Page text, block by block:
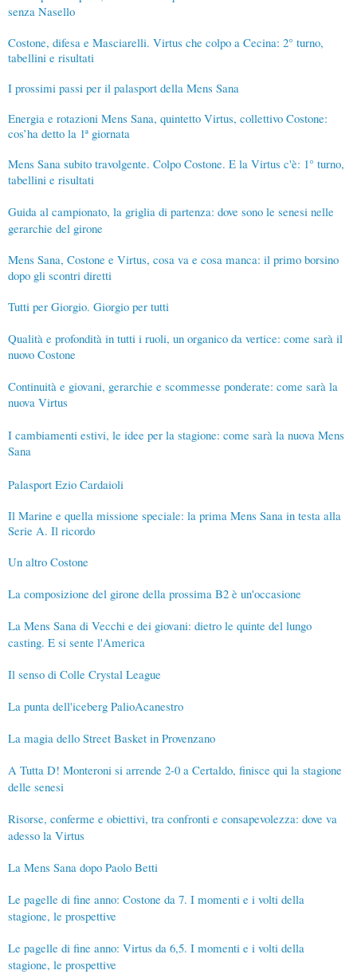
senza Nasello
Costone, difesa e Masciarelli. Virtus che colpo a Cecina: 2° turno,
tabellini e risultati
I prossimi passi per il palasport della Mens Sana
Energia e rotazioni Mens Sana, quintetto Virtus, collettivo Costone:
cos’ha detto la 1ª giornata
Mens Sana subito travolgente. Colpo Costone. E la Virtus c'è: 1° turno,
tabellini e risultati
Guida al campionato, la griglia di partenza: dove sono le senesi nelle
gerarchie del girone
Mens Sana, Costone e Virtus, cosa va e cosa manca: il primo borsino
dopo gli scontri diretti
Tutti per Giorgio. Giorgio per tutti
Qualità e profondità in tutti i ruoli, un organico da vertice: come sarà il
nuovo Costone
Continuità e giovani, gerarchie e scommesse ponderate: come sarà la
nuova Virtus
I cambiamenti estivi, le idee per la stagione: come sarà la nuova Mens
Sana
Palasport Ezio Cardaioli
Il Marine e quella missione speciale: la prima Mens Sana in testa alla
Serie A. Il ricordo
Un altro Costone
La composizione del girone della prossima B2 è un'occasione
La Mens Sana di Vecchi e dei giovani: dietro le quinte del lungo
casting. E si sente l'America
Il senso di Colle Crystal League
La punta dell'iceberg PalioAcanestro
La magia dello Street Basket in Provenzano
A Tutta D! Monteroni si arrende 2-0 a Certaldo, finisce qui la stagione
delle senesi
Risorse, conferme e obiettivi, tra confronti e consapevolezza: dove va
adesso la Virtus
La Mens Sana dopo Paolo Betti
Le pagelle di fine anno: Costone da 7. I momenti e i volti della
stagione, le prospettive
Le pagelle di fine anno: Virtus da 6,5. I momenti e i volti della
stagione, le prospettive